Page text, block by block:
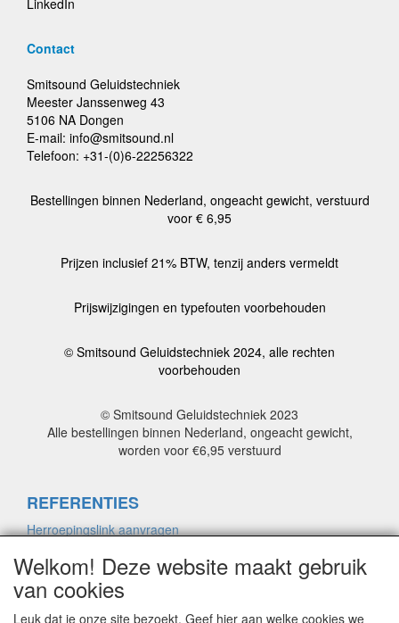
LinkedIn
Contact
Smitsound Geluidstechniek
Meester Janssenweg 43
5106 NA Dongen
E-mail: info@smitsound.nl
Telefoon: +31-(0)6-22256322
Bestellingen binnen Nederland, ongeacht gewicht, verstuurd
voor € 6,95
Prijzen inclusief 21% BTW, tenzij anders vermeldt
Prijswijzigingen en typefouten voorbehouden
© Smitsound Geluidstechniek 2024, alle rechten
voorbehouden
© Smitsound Geluidstechniek 2023
Alle bestellingen binnen Nederland, ongeacht gewicht,
worden voor €6,95 verstuurd
REFERENTIES
Herroepingslink aanvragen
ALGEMENE VOORWAARDEN
Herroepingslink aanvragen
Welkom! Deze website maakt gebruik
van cookies
Leuk dat je onze site bezoekt. Geef hier aan welke cookies we